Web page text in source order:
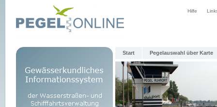
Hilfe
Start Pegelauswahl über Karte